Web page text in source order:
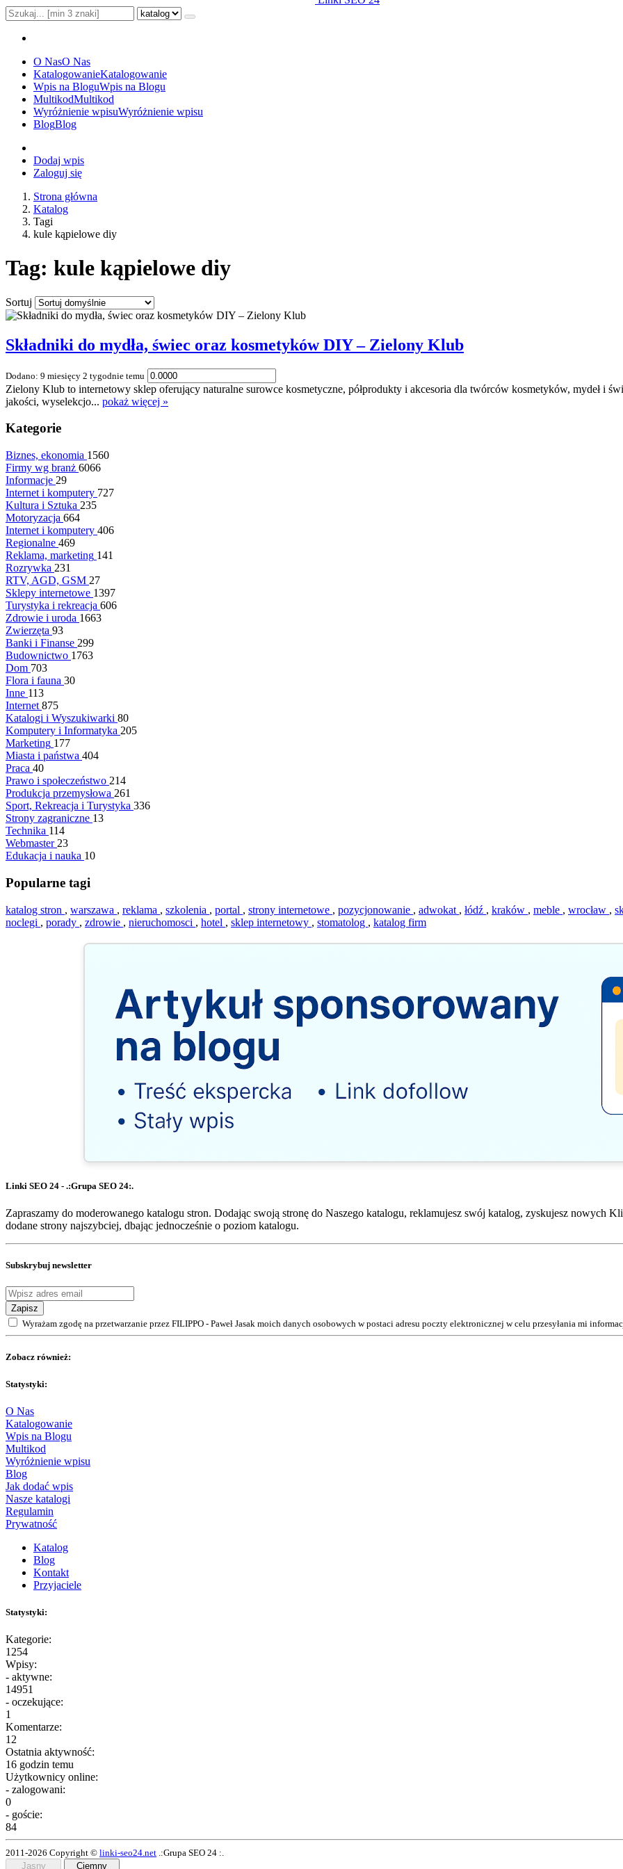
O NasO Nas
KatalogowanieKatalogowanie
Wpis na BloguWpis na Blogu
MultikodMultikod
Wyróżnienie wpisuWyróżnienie wpisu
BlogBlog
Dodaj wpis
Zaloguj się
Strona główna
Katalog
Tagi
kule kąpielowe diy
Tag: kule kąpielowe diy
Sortuj
Składniki do mydła, świec oraz kosmetyków DIY – Zielony Klub
Dodano: 9 miesięcy 2 tygodnie temu
Zielony Klub to internetowy sklep oferujący naturalne surowce kosmetyczne, półprodukty i akcesoria dla twórców kosmetyków, mydeł i
jakości, wyselekcjo... pokaż więcej »
Kategorie
Biznes, ekonomia 1560
Firmy wg branż 6066
Informacje 29
Internet i komputery 727
Kultura i Sztuka 235
Motoryzacja 664
Internet i komputery 406
Regionalne 469
Reklama, marketing 141
Rozrywka 231
RTV, AGD, GSM 27
Sklepy internetowe 1397
Turystyka i rekreacja 606
Zdrowie i uroda 1663
Zwierzęta 93
Banki i Finanse 299
Budownictwo 1763
Dom 703
Flora i fauna 30
Inne 113
Internet 875
Katalogi i Wyszukiwarki 80
Komputery i Informatyka 205
Marketing 177
Miasta i państwa 404
Praca 40
Prawo i społeczeństwo 214
Produkcja przemysłowa 261
Sport, Rekreacja i Turystyka 336
Strony zagraniczne 13
Technika 114
Webmaster 23
Edukacja i nauka 10
Popularne tagi
katalog stron , warszawa , reklama , szkolenia , portal , strony internetowe , pozycjonowanie , adwokat , łódź , kraków , meble , wrocław ,
noclegi , porady , zdrowie , nieruchomosci , hotel , sklep internetowy , stomatolog , katalog firm
Linki SEO 24 - .:Grupa SEO 24:.
Zapraszamy do moderowanego katalogu stron. Dodając swoją stronę do Naszego katalogu, reklamujesz swój katalog, zyskujesz nowych
dodane strony najszybciej, dbając jednocześnie o poziom katalogu.
Subskrybuj newsletter
Zapisz
Wyrażam zgodę na przetwarzanie przez FILIPPO - Paweł Jasak moich danych osobowych w postaci adresu poczty elektronicznej w celu przesyłania mi
Zobacz również:
Statystyki:
O Nas
Katalogowanie
Wpis na Blogu
Multikod
Wyróżnienie wpisu
Blog
Jak dodać wpis
Nasze katalogi
Regulamin
Prywatność
Katalog
Blog
Kontakt
Przyjaciele
Statystyki:
Kategorie:
1254
Wpisy:
- aktywne:
14951
- oczekujące:
1
Komentarze:
12
Ostatnia aktywność:
16 godzin temu
Użytkownicy online:
- zalogowani:
0
- goście:
84
2011-2026 Copyright © linki-seo24.net .:Grupa SEO 24 :.
Jasny
Ciemny